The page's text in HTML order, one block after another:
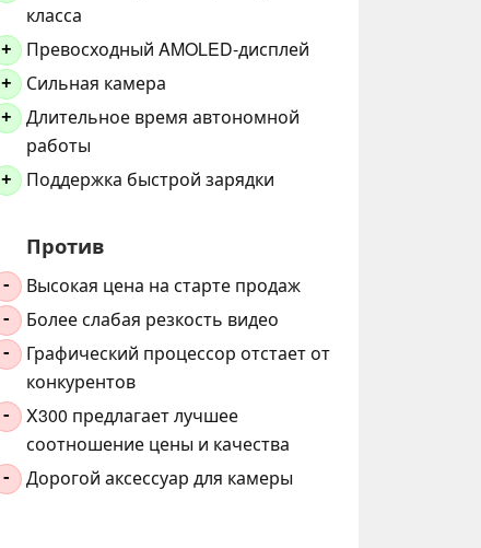
класса
+ Превосходный AMOLED-дисплей
+ Сильная камера
+
Длительное время автономной
работы
+ Поддержка быстрой зарядки
Против
- Высокая цена на старте продаж
- Более слабая резкость видео
-
Графический процессор отстает от
конкурентов
-
X300 предлагает лучшее
соотношение цены и качества
- Дорогой аксессуар для камеры